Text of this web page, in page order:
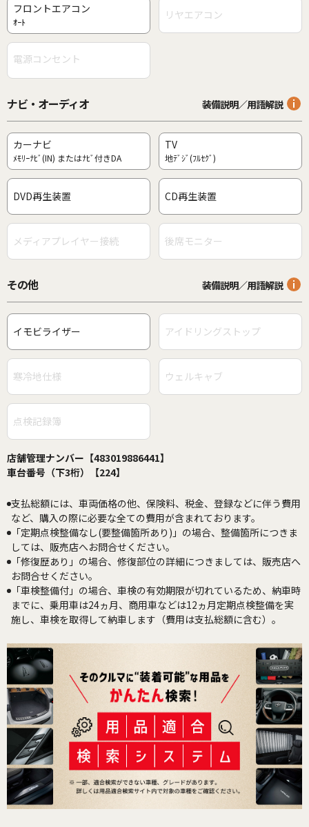
フロントエアコン
ｵｰﾄ リヤエアコン
電源コンセント
ナビ・オーディオ 装備説明／用語解説
カーナビ
ﾒﾓﾘｰﾅﾋﾞ(IN) またはﾅﾋﾞ付きDA
TV
地ﾃﾞｼﾞ(ﾌﾙｾｸﾞ)
DVD再生装置 CD再生装置
メディアプレイヤー接続 後席モニター
その他 装備説明／用語解説
イモビライザー アイドリングストップ
寒冷地仕様 ウェルキャブ
点検記録簿
店舗管理ナンバー【483019886441】
車台番号（下3桁）【224】
支払総額には、車両価格の他、保険料、税金、登録などに伴う費用
など、購入の際に必要な全ての費用が含まれております。
「定期点検整備なし(要整備箇所あり)」の場合、整備箇所につきま
しては、販売店へお問合せください。
「修復歴あり」の場合、修復部位の詳細につきましては、販売店へ
お問合せください。
「車検整備付」の場合、車検の有効期限が切れているため、納車時
までに、乗用車は24ヵ月、商用車などは12ヵ月定期点検整備を実
施し、車検を取得して納車します（費用は支払総額に含む）。